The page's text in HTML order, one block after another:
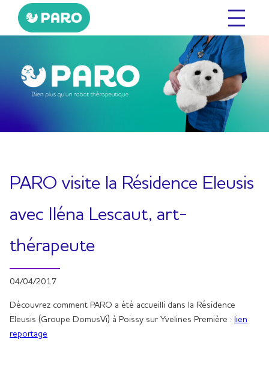
contenu
PARO visite la Résidence Eleusis
avec Iléna Lescaut, art-
thérapeute
04/04/2017
Découvrez comment PARO a été accueilli dans la Résidence
Eleusis (Groupe DomusVi) à Poissy sur Yvelines Première : lien
reportage